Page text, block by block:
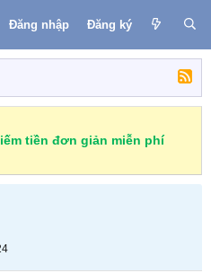
Đăng nhập Đăng ký
tiền đơn giản miễn phí